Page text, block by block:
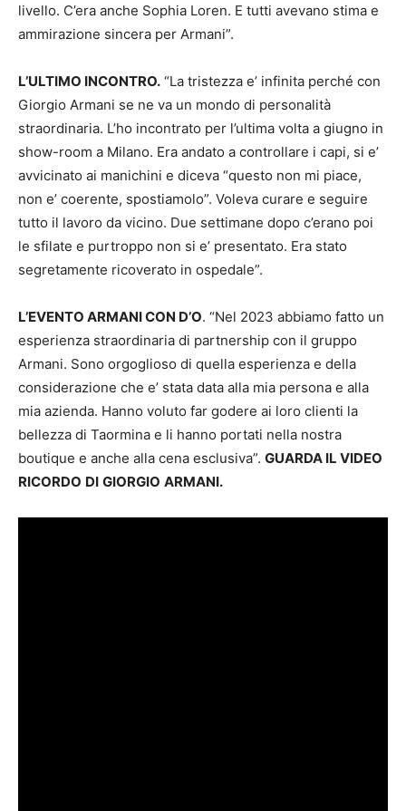
livello. C’era anche Sophia Loren. E tutti avevano stima e
ammirazione sincera per Armani”.
L’ULTIMO INCONTRO. “La tristezza e’ infinita perché con
Giorgio Armani se ne va un mondo di personalità
straordinaria. L’ho incontrato per l’ultima volta a giugno in
show-room a Milano. Era andato a controllare i capi, si e’
avvicinato ai manichini e diceva “questo non mi piace,
non e’ coerente, spostiamolo”. Voleva curare e seguire
tutto il lavoro da vicino. Due settimane dopo c’erano poi
le sfilate e purtroppo non si e’ presentato. Era stato
segretamente ricoverato in ospedale”.
L’EVENTO ARMANI CON D’O. “Nel 2023 abbiamo fatto un
esperienza straordinaria di partnership con il gruppo
Armani. Sono orgoglioso di quella esperienza e della
considerazione che e’ stata data alla mia persona e alla
mia azienda. Hanno voluto far godere ai loro clienti la
bellezza di Taormina e li hanno portati nella nostra
boutique e anche alla cena esclusiva”. GUARDA IL VIDEO
RICORDO DI GIORGIO ARMANI.